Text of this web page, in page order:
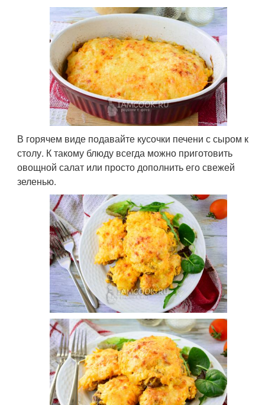
В горячем виде подавайте кусочки печени с сыром к
столу. К такому блюду всегда можно приготовить
овощной салат или просто дополнить его свежей
зеленью.